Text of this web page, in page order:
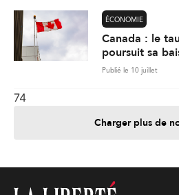
ÉCONOMIE
Canada : le
poursuit sa
Publié le 10 juillet
74
Charger plus de